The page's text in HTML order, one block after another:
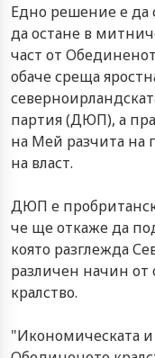
Едно решение е да
да остане в
част от
обаче среща
партия (ДЮП), а
на Мей разчита на
на власт.
ДЮП е
че ще откаже да
която разглежда
различен начин от
кралство.
"Икономическата